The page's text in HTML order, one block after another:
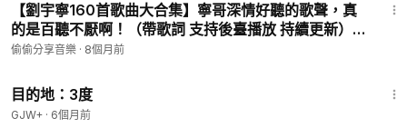
【劉宇寧160首歌曲大合集】寧哥深情好聽的歌聲，真
的是百聽不厭啊！（帶歌詞 支持後臺播放 持續更新）
P43 - 劍魂
偷偷分享音樂 · 8個月前
目的地：3度
GJW+ · 6個月前